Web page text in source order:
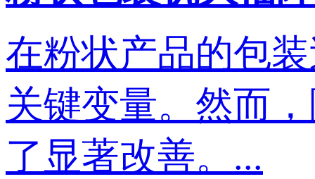
在粉状产品的包
关键变量。然而
了显著改善。...